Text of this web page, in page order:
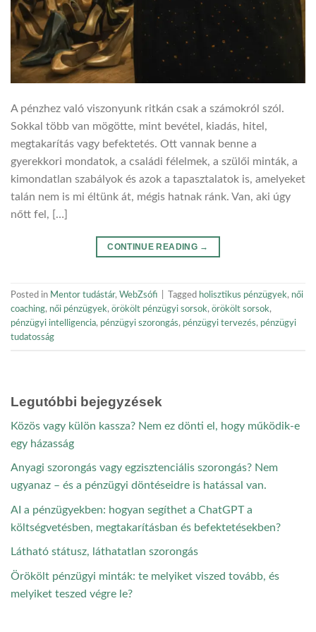
A pénzhez való viszonyunk ritkán csak a számokról szól.
Sokkal több van mögötte, mint bevétel, kiadás, hitel,
megtakarítás vagy befektetés. Ott vannak benne a
gyerekkori mondatok, a családi félelmek, a szülői minták, a
kimondatlan szabályok és azok a tapasztalatok is, amelyeket
talán nem is mi éltünk át, mégis hatnak ránk. Van, aki úgy
nőtt fel, […]
CONTINUE READING →
Posted in Mentor tudástár, WebZsófi Tagged holisztikus pénzügyek, női
coaching, női pénzügyek, örökölt pénzügyi sorsok, örökölt sorsok,
pénzügyi intelligencia, pénzügyi szorongás, pénzügyi tervezés, pénzügyi
tudatosság
Legutóbbi bejegyzések
Közös vagy külön kassza? Nem ez dönti el, hogy működik-e
egy házasság
Anyagi szorongás vagy egzisztenciális szorongás? Nem
ugyanaz – és a pénzügyi döntéseidre is hatással van.
AI a pénzügyekben: hogyan segíthet a ChatGPT a
költségvetésben, megtakarításban és befektetésekben?
Látható státusz, láthatatlan szorongás
Örökölt pénzügyi minták: te melyiket viszed tovább, és
melyiket teszed végre le?